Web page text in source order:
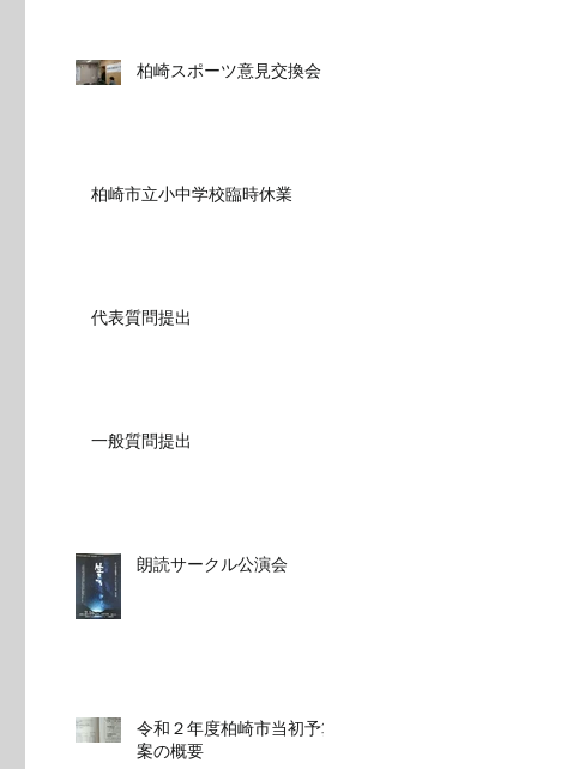
柏崎スポーツ意見交換会
柏崎市立小中学校臨時休業
代表質問提出
一般質問提出
朗読サークル公演会
令和２年度柏崎市当初予算
案の概要